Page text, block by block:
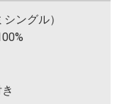
ングル）